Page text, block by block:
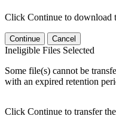
Click Continue to download
Continue Cancel
Ineligible Files Selected
Some file(s) cannot be
with an expired retention
Click Continue to transfer